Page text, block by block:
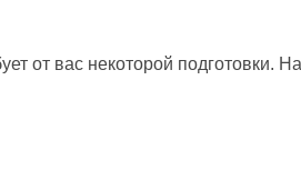
от вас некоторой подготовки.